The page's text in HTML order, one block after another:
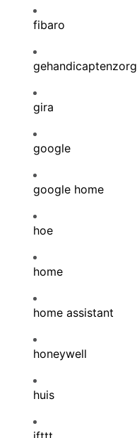
fibaro
gehandicaptenzorg
gira
google
google home
hoe
home
home assistant
honeywell
huis